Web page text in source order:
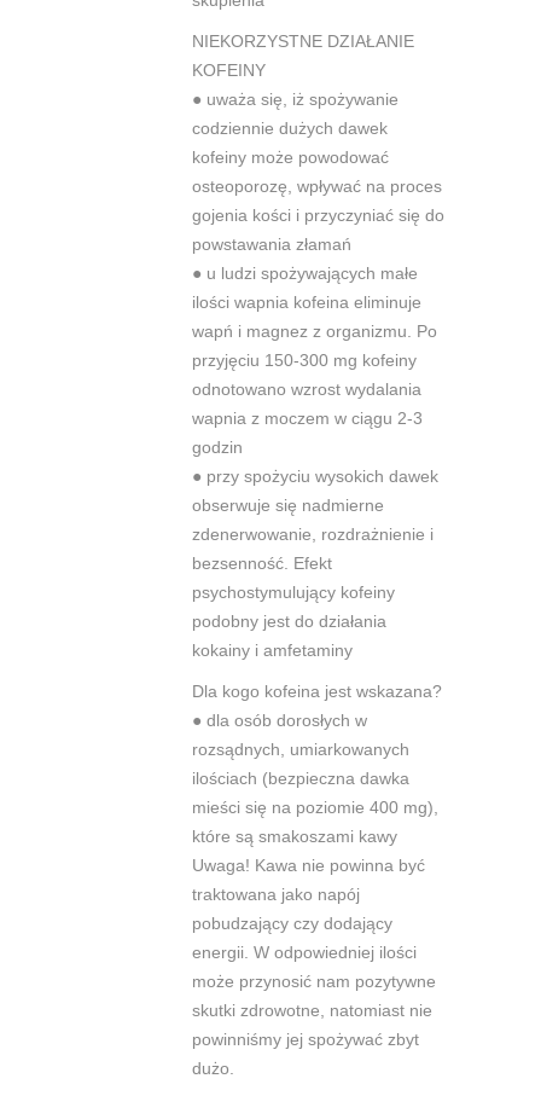
NIEKORZYSTNE DZIAŁANIE
KOFEINY
● uważa się, iż spożywanie
codziennie dużych dawek
kofeiny może powodować
osteoporozę, wpływać na proces
gojenia kości i przyczyniać się do
powstawania złamań
● u ludzi spożywających małe
ilości wapnia kofeina eliminuje
wapń i magnez z organizmu. Po
przyjęciu 150-300 mg kofeiny
odnotowano wzrost wydalania
wapnia z moczem w ciągu 2-3
godzin
● przy spożyciu wysokich dawek
obserwuje się nadmierne
zdenerwowanie, rozdrażnienie i
bezsenność. Efekt
psychostymulujący kofeiny
podobny jest do działania
kokainy i amfetaminy
Dla kogo kofeina jest wskazana?
● dla osób dorosłych w
rozsądnych, umiarkowanych
ilościach (bezpieczna dawka
mieści się na poziomie 400 mg),
które są smakoszami kawy
Uwaga! Kawa nie powinna być
traktowana jako napój
pobudzający czy dodający
energii. W odpowiedniej ilości
może przynosić nam pozytywne
skutki zdrowotne, natomiast nie
powinniśmy jej spożywać zbyt
dużo.